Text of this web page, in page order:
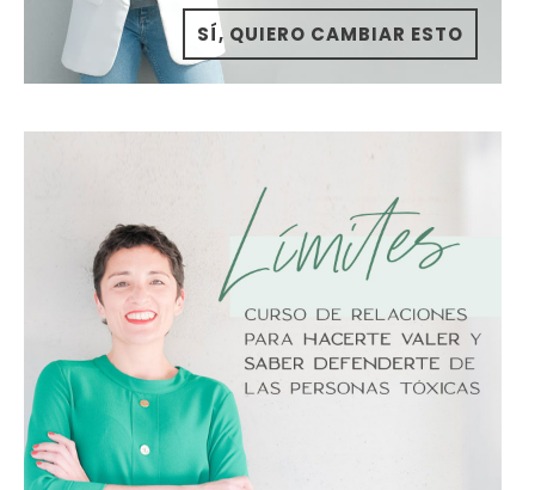
SÍ, QUIERO CAMBIAR ESTO